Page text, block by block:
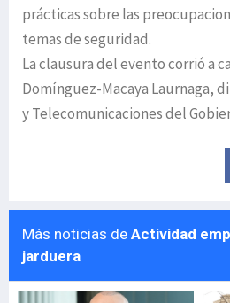
prácticas sobre las
temas de seguridad.
La clausura del evento corrió a
Domínguez-Macaya Laurnaga,
y Telecomunicaciones del
Más noticias de Actividad
jarduera